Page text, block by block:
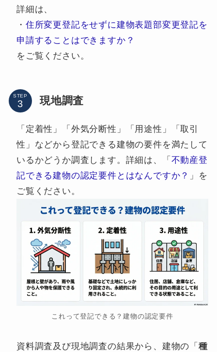
詳細は、
・ 住所変更登記をせずに建物表題部変更登記を
申請することはできますか？
をご覧ください。
STEP 現地調査
「定着性」「外気分断性」「用途性」「取引
性」などから登記できる建物の要件を満たして
いるかどうか調査します。詳細は、「 不動産登
記できる建物の認定要件とはなんですか？ 」を
ご覧ください。
これって登記できる？建物の認定要件
資料調査及び現地調査の結果から、建物の「種